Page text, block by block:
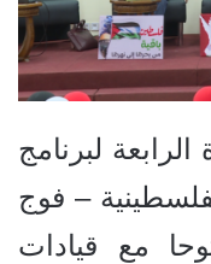
لبرنامج
– فوج
مع قيادات